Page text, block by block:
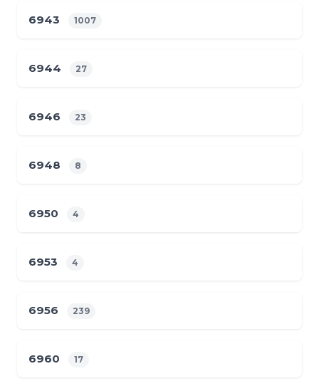
6943 1007
6944 27
6946 23
6948 8
6950 4
6953 4
6956 239
6960 17